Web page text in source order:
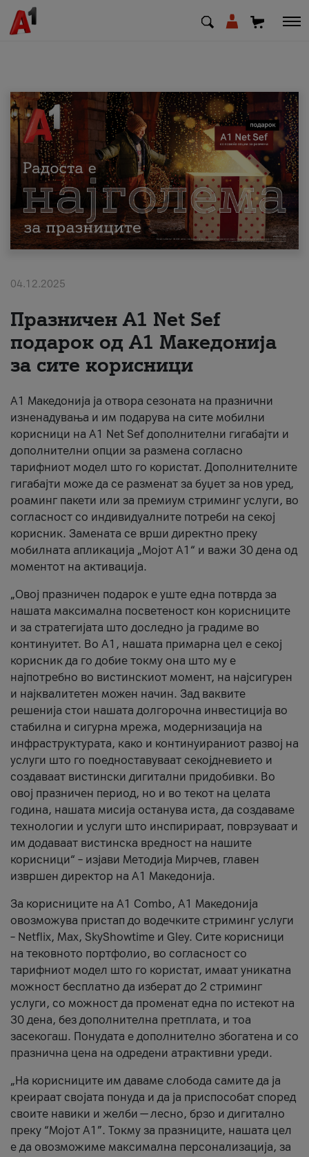
МК EN SQ
Приватни Деловни
Поддршка
Надополни кредит
За нас
#ПодобарОнлајн
04.12.2025
Празничен A1 Net Sеf
подарок од А1 Македонија
за сите корисници
А1 Македонија ја отвора сезоната на празнични
изненадувања и им подарува на сите мобилни
корисници на A1 Net Sef дополнителни гигабајти и
дополнителни опции за размена согласно
тарифниот модел што го користат. Дополнителните
гигабајти може да се разменат за буџет за нов уред,
роаминг пакети или за премиум стриминг услуги, во
согласност со индивидуалните потреби на секој
корисник. Замената се врши директно преку
мобилната апликација „Мојот А1“ и важи 30 дена од
моментот на активација.
„Овој празничен подарок е уште една потврда за
нашата максимална посветеност кон корисниците
и за стратегијата што доследно ја градиме во
континуитет. Во А1, нашата примарна цел е секој
корисник да го добие токму она што му е
најпотребно во вистинскиот момент, на најсигурен
и најквалитетен можен начин. Зад ваквите
решенија стои нашата долгорочна инвестиција во
стабилна и сигурна мрежа, модернизација на
инфраструктурата, како и континуираниот развој на
услуги што го поедноставуваат секојдневието и
создаваат вистински дигитални придобивки. Во
овој празничен период, но и во текот на целата
година, нашата мисија останува иста, да создаваме
технологии и услуги што инспирираат, поврзуваат и
им додаваат вистинска вредност на нашите
корисници“ – изјави Методија Мирчев, главен
извршен директор на А1 Македонија.
За корисниците на A1 Combo, А1 Македонија
овозможува пристап до водечките стриминг услуги
– Netflix, Max, SkyShowtime и Gley. Сите корисници
на тековното портфолио, во согласност со
тарифниот модел што го користат, имаат уникатна
можност бесплатно да изберат до 2 стриминг
услуги, со можност да променат една по истекот на
30 дена, без дополнителна претплата, и тоа
засекогаш. Понудата е дополнително збогатена и со
празнична цена на одредени атрактивни уреди.
„На корисниците им даваме слобода самите да ја
креираат својата понуда и да ја приспособат според
своите навики и желби — лесно, брзо и дигитално
преку “Мојот А1”. Токму за празниците, нашата цел
е да овозможиме максимална персонализација, за